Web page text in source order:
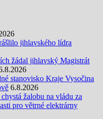
jihlavského lídra
žádal jihlavský Magistrát
stanovisko Kraje Vysočina
6.8.2026
žalobu na vládu za
pro větrné elektrárny